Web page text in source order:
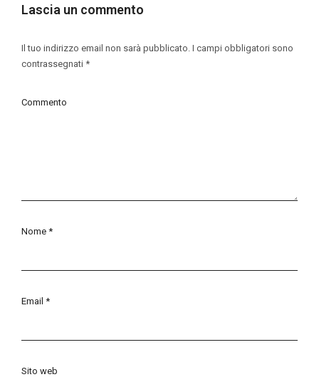
Lascia un commento
Il tuo indirizzo email non sarà pubblicato. I campi obbligatori sono
contrassegnati *
Commento
Nome *
Email *
Sito web